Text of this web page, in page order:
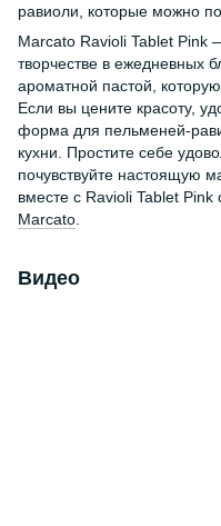
равиоли, которые можно
Marcato Ravioli Tablet Pink
творчестве в ежедневных
ароматной пастой,
Если вы цените красоту,
форма для пельменей-
кухни. Простите себе
почувствуйте настоящую
вместе с Ravioli Tablet Pink
Marcato.
Видео